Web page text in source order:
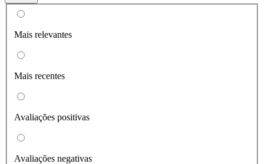
Mais relevantes
Mais recentes
Avaliações positivas
Avaliações negativas